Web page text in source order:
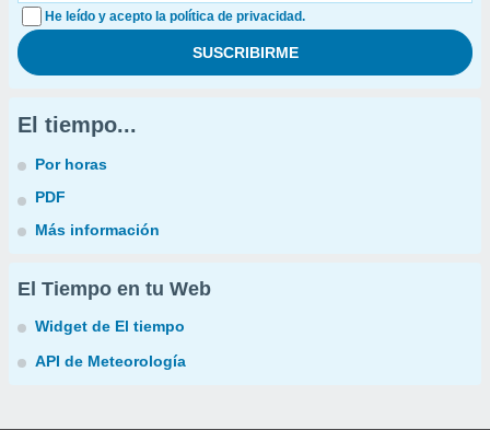
He leído y acepto la política de privacidad.
El tiempo...
Por horas
PDF
Más información
El Tiempo en tu Web
Widget de El tiempo
API de Meteorología